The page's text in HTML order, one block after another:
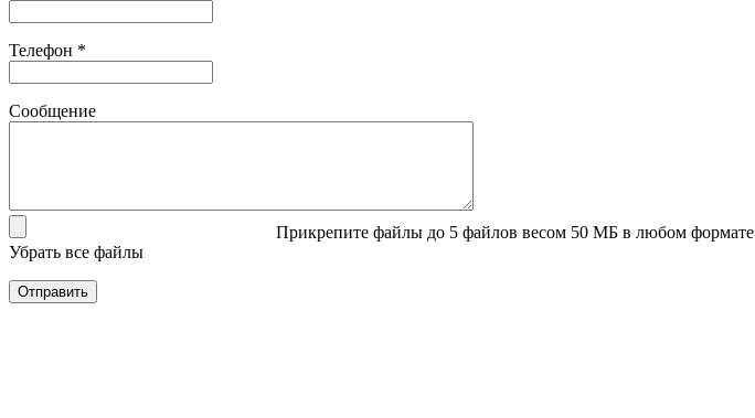
Телефон *
Сообщение
Прикрепите файлы до 5 файлов весом 50 МБ в любом формате
Убрать все файлы
Отправить